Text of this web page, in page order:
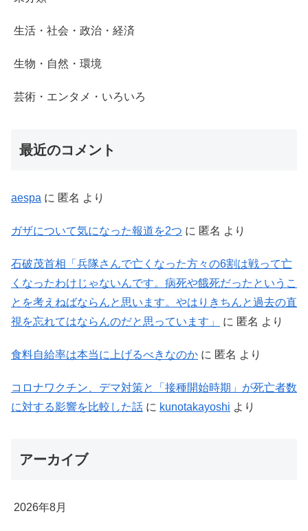
生活・社会・政治・経済
生物・自然・環境
芸術・エンタメ・いろいろ
最近のコメント
aespa に 匿名 より
ガザについて気になった報道を2つ に 匿名 より
石破茂首相「兵隊さんで亡くなった方々の6割は戦って亡
くなったわけじゃないんです。病死や餓死だったというこ
とを考えねばならんと思います。やはりきちんと過去の直
視を忘れてはならんのだと思っています」
に 匿名 より
食料自給率は本当に上げるべきなのか に 匿名 より
コロナワクチン、デマ対策と「接種開始時期」が死亡者数
に対する影響を比較した話 に kunotakayoshi より
アーカイブ
2026年8月